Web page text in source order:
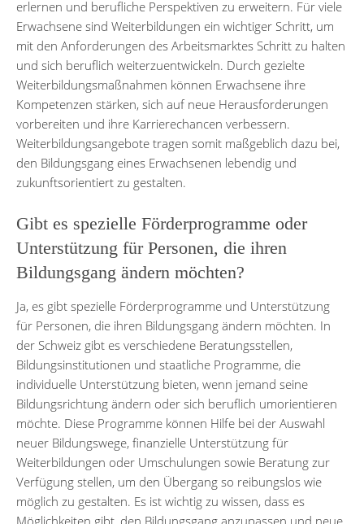
erlernen und berufliche Perspektiven zu erweitern. Für viele
Erwachsene sind Weiterbildungen ein wichtiger Schritt, um
mit den Anforderungen des Arbeitsmarktes Schritt zu halten
und sich beruflich weiterzuentwickeln. Durch gezielte
Weiterbildungsmaßnahmen können Erwachsene ihre
Kompetenzen stärken, sich auf neue Herausforderungen
vorbereiten und ihre Karrierechancen verbessern.
Weiterbildungsangebote tragen somit maßgeblich dazu bei,
den Bildungsgang eines Erwachsenen lebendig und
zukunftsorientiert zu gestalten.
Gibt es spezielle Förderprogramme oder
Unterstützung für Personen, die ihren
Bildungsgang ändern möchten?
Ja, es gibt spezielle Förderprogramme und Unterstützung
für Personen, die ihren Bildungsgang ändern möchten. In
der Schweiz gibt es verschiedene Beratungsstellen,
Bildungsinstitutionen und staatliche Programme, die
individuelle Unterstützung bieten, wenn jemand seine
Bildungsrichtung ändern oder sich beruflich umorientieren
möchte. Diese Programme können Hilfe bei der Auswahl
neuer Bildungswege, finanzielle Unterstützung für
Weiterbildungen oder Umschulungen sowie Beratung zur
Verfügung stellen, um den Übergang so reibungslos wie
möglich zu gestalten. Es ist wichtig zu wissen, dass es
Möglichkeiten gibt, den Bildungsgang anzupassen und neue